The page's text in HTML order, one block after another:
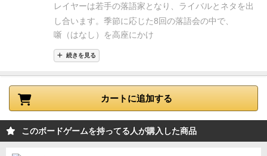
レイヤーは若手の落語家となり、ライバルとネタを出
し合います。季節に応じた8回の落語会の中で、
噺（はなし）を高座にかけ
称号を集め
寄席を最も盛り上げた者が勝者となります。
流なテーマゲームに見えますが、その実態はガチガチ
の条件戦が絡み合うトリックテイキング（トリテ）。
ンルを、見事な仕掛けで「1人極上パズル」へと昇華
させていました。 このゲームの好きなところ
続きを見る
カートに追加する
このボードゲームを持ってる人が購入した商品